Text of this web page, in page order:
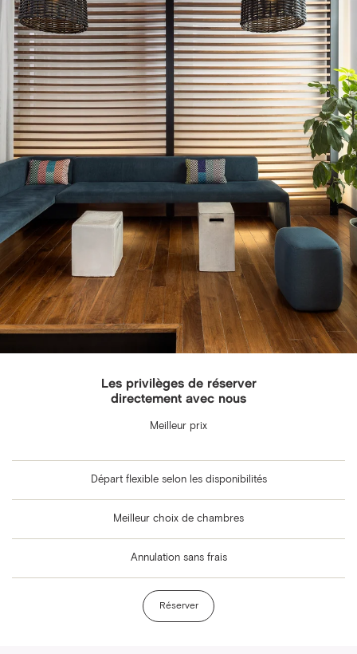
Les privilèges de réserver
directement avec nous
Meilleur prix
Départ flexible selon les disponibilités
Meilleur choix de chambres
Annulation sans frais
Réserver